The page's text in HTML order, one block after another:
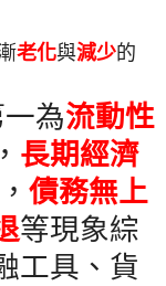
老化與減少的
為流動性
， 長期經濟
，債務無上
等現象綜
工具、貨